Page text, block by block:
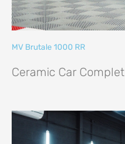
MV Brutale 1000 RR
Ceramic Car Complet